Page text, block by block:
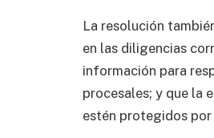
La resolución
en las diligencias
información para
procesales; y que la
estén protegidos